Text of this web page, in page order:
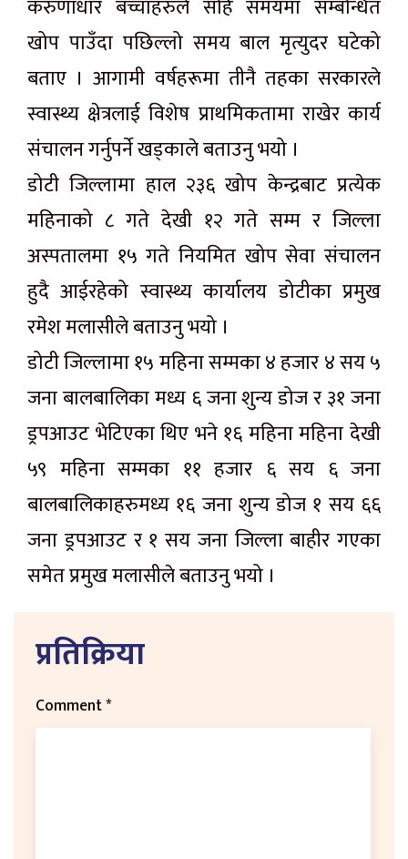
करुणाधार बच्चाहरुले सहि समयमा सम्बन्धित
खोप पाउँदा पछिल्लो समय बाल मृत्युदर घटेको
बताए । आगामी वर्षहरूमा तीनै तहका सरकारले
स्वास्थ्य क्षेत्रलाई विशेष प्राथमिकतामा राखेर कार्य
संचालन गर्नुपर्ने खड्काले बताउनु भयो ।
डोटी जिल्लामा हाल २३६ खोप केन्द्रबाट प्रत्येक
महिनाको ८ गते देखी १२ गते सम्म र जिल्ला
अस्पतालमा १५ गते नियमित खोप सेवा संचालन
हुदै आईरहेको स्वास्थ्य कार्यालय डोटीका प्रमुख
रमेश मलासीले बताउनु भयो ।
डोटी जिल्लामा १५ महिना सम्मका ४ हजार ४ सय ५
जना बालबालिका मध्य ६ जना शुन्य डोज र ३१ जना
ड्रपआउट भेटिएका थिए भने १६ महिना महिना देखी
५९ महिना सम्मका ११ हजार ६ सय ६ जना
बालबालिकाहरुमध्य १६ जना शुन्य डोज १ सय ६६
जना ड्रपआउट र १ सय जना जिल्ला बाहीर गएका
समेत प्रमुख मलासीले बताउनु भयो ।
प्रतिक्रिया
Comment*